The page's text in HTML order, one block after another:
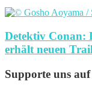
Detektiv Conan:
erhält neuen
Supporte uns